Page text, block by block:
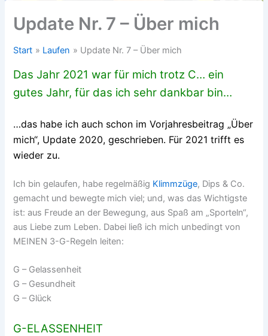
Update Nr. 7 – Über mich
Start Laufen Update Nr. 7 – Über mich
Das Jahr 2021 war für mich trotz C… ein
gutes Jahr, für das ich sehr dankbar bin…
…das habe ich auch schon im Vorjahresbeitrag „Über
mich“, Update 2020, geschrieben. Für 2021 trifft es
wieder zu.
Ich bin gelaufen, habe regelmäßig Klimmzüge, Dips & Co.
gemacht und bewegte mich viel; und, was das Wichtigste
ist: aus Freude an der Bewegung, aus Spaß am „Sporteln“,
aus Liebe zum Leben. Dabei ließ ich mich unbedingt von
MEINEN 3-G-Regeln leiten:
G – Gelassenheit
G – Gesundheit
G – Glück
G-ELASSENHEIT